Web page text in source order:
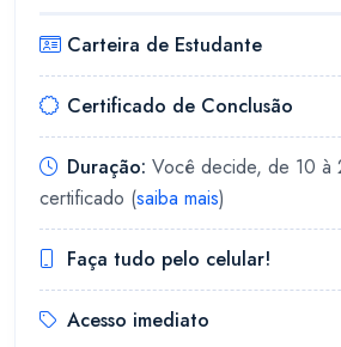
Carteira de Estudante
Certificado de Conclusão
Duração: Você decide, de 10 à
certificado (saiba mais)
Faça tudo pelo celular!
Acesso imediato